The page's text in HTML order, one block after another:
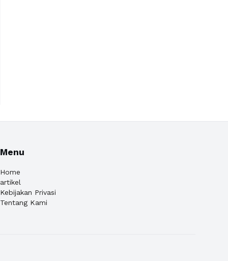
Menu
Home
artikel
Kebijakan Privasi
Tentang Kami